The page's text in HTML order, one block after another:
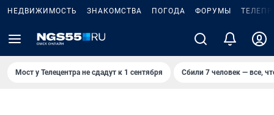
НЕДВИЖИМОСТЬ ЗНАКОМСТВА ПОГОДА ФОРУМЫ
Мост у Телецентра не сдадут к 1 сентября Сбили 7 человек — все,